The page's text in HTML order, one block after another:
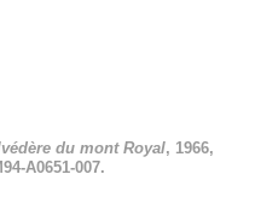
du mont Royal, 1966,
A0651-007.